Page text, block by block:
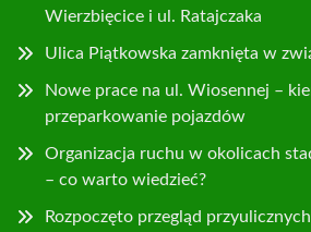
Wierzbięcice i ul. Ratajczaka
Ulica Piątkowska zamknięta w
Nowe prace na ul. Wiosennej –
przeparkowanie pojazdów
Organizacja ruchu w okolicach
– co warto wiedzieć?
Rozpoczęto przegląd